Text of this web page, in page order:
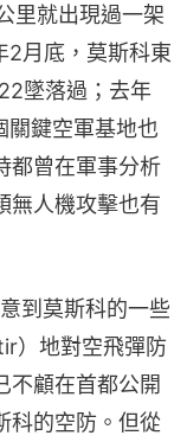
里就出現過一架
2月底，莫斯科東
墜落過；去年
關鍵空軍基地也
都曾在軍事分析
無人機攻擊也有
到莫斯科的一些
）地對空飛彈防
不顧在首都公開
科的空防。但從